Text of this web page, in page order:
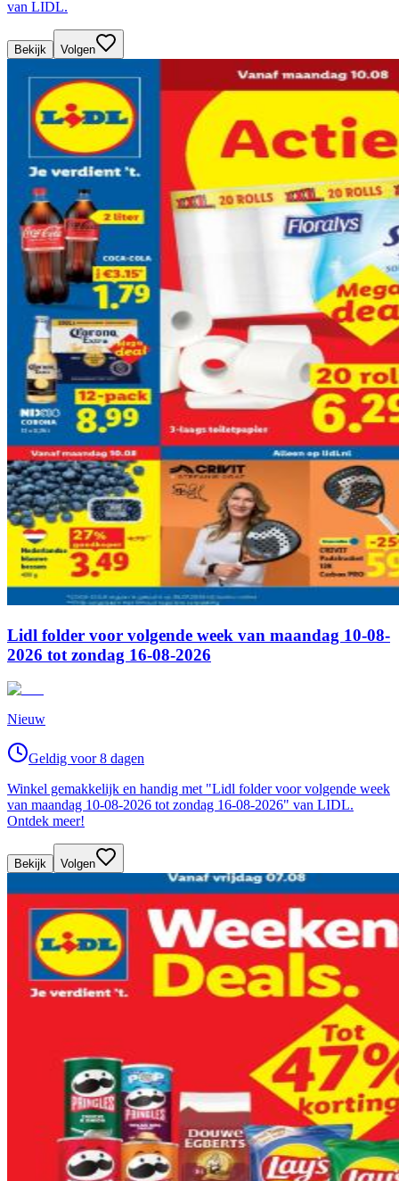
van LIDL.
Bekijk Volgen
Lidl folder voor volgende week van maandag 10-08-
2026 tot zondag 16-08-2026
Nieuw
Geldig voor 8 dagen
Winkel gemakkelijk en handig met "Lidl folder voor volgende week
van maandag 10-08-2026 tot zondag 16-08-2026" van LIDL.
Ontdek meer!
Bekijk Volgen